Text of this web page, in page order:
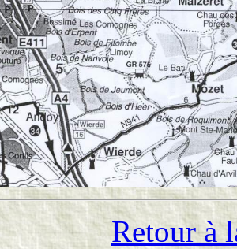
Retour à